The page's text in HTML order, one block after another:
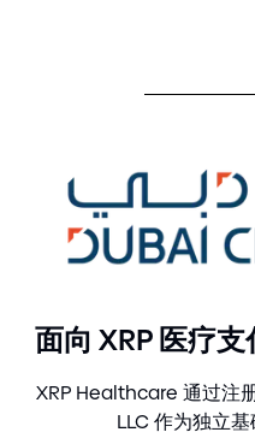
面向 XRP 医疗
XRP Healthcare 通过注
LLC 作为独立基